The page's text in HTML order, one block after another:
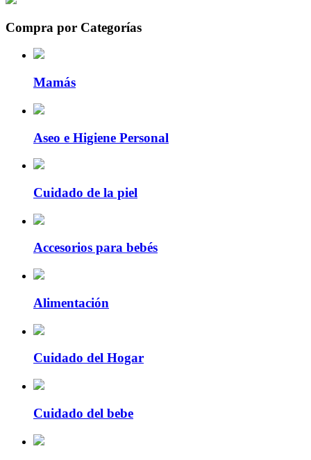
Compra por Categorías
Mamás
Aseo e Higiene Personal
Cuidado de la piel
Accesorios para bebés
Alimentación
Cuidado del Hogar
Cuidado del bebe